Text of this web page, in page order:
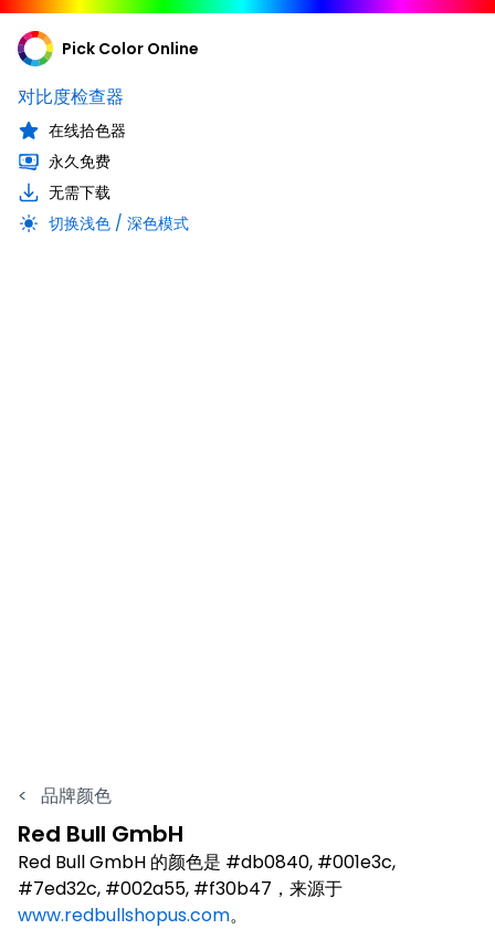
Pick Color Online
对比度检查器
在线拾色器
永久免费
无需下载
切换浅色 / 深色模式
< 品牌颜色
Red Bull GmbH
Red Bull GmbH 的颜色是 #db0840, #001e3c,
#7ed32c, #002a55, #f30b47，来源于
www.redbullshopus.com。